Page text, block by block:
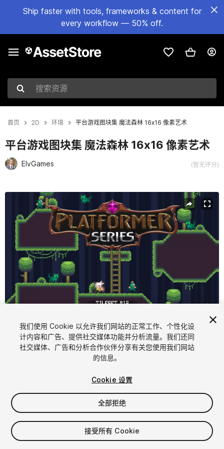
Ship faster with tools, frameworks & content for
every workflow — 50% off.
搜索资源
首页 2D 环境 平台游戏图块集 魔法森林 16x16 像素艺术
平台游戏图块集 魔法森林 16x16 像素艺术
ElvGames (暂无评分)
当前幻灯片：1 / 9
1/9
$5.99
增值税将在结算时计算
我们使用 Cookie 以允许我们网站的正常工作、个性化设
计内容和广告、提供社交媒体功能并分析流量。我们还同
社交媒体、广告和分析合作伙伴分享有关您使用我们网站
的信息。
Cookie 设置
全部拒绝
接受所有 Cookie